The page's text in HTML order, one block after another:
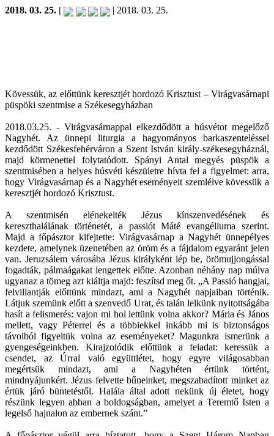
2018. 03. 25. | | 2018. 03. 25.
Kövessük, az előttünk keresztjét hordozó Krisztust – Virágvasárnapi
püspöki szentmise a Székesegyházban
2018.03.25. - Virágvasárnappal elkezdődött a húsvétot megelőző
Nagyhét. Az ünnepi liturgia a hagyományos barkaszenteléssel
kezdődött Székesfehérváron a Szent István király-székesegyháznál,
majd körmenettel folytatódott. Spányi Antal megyés püspök a
szentmisében a helyes húsvéti készületre hívta fel a figyelmet: arra,
hogy Virágvasárnap és a Nagyhét eseményeit szemlélve kövessük a
keresztjét hordozó Krisztust.
A szentmisén elénekelték Jézus kínszenvedésének és
kereszthalálának történetét, a passiót Máté evangéliuma szerint.
Majd a főpásztor kifejtette: Virágvasárnap a Nagyhét ünnepélyes
kezdete, amelynek üzenetében az öröm és a fájdalom egyaránt jelen
van. Jeruzsálem városába Jézus királyként lép be, örömujjongással
fogadták, pálmaágakat lengettek előtte. Azonban néhány nap múlva
ugyanaz a tömeg azt kiáltja majd: feszítsd meg őt. „A Passió hangjai,
felvillantják előttünk mindazt, ami a Nagyhét napjaiban történik.
Látjuk szemünk előtt a szenvedő Urat, és talán lelkünk nyitottságába
hasít a felismerés: vajon mi hol lettünk volna akkor? Mária és János
mellett, vagy Péterrel és a többiekkel inkább mi is biztonságos
távolból figyeltük volna az eseményeket? Magunkra ismerünk a
gyengeségeinkben. Kirajzolódik előttünk a feladat: keressük a
csendet, az Úrral való együttlétet, hogy egyre világosabban
megértsük mindazt, ami a Nagyhéten értünk történt,
mindnyájunkért. Jézus felvette bűneinket, megszabadított minket az
értük járó büntetéstől. Halála által adott nekünk új életet, hogy
részünk legyen abban a boldogságban, amelyet a Teremtő Isten a
legelső hajnalon az embernek szánt.”